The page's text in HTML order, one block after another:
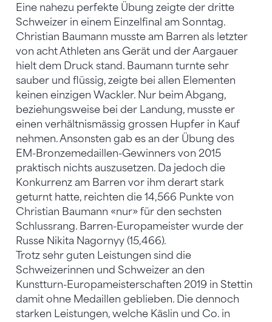
Eine nahezu perfekte Übung zeigte der dritte
Schweizer in einem Einzelfinal am Sonntag.
Christian Baumann musste am Barren als letzter
von acht Athleten ans Gerät und der Aargauer
hielt dem Druck stand. Baumann turnte sehr
sauber und flüssig, zeigte bei allen Elementen
keinen einzigen Wackler. Nur beim Abgang,
beziehungsweise bei der Landung, musste er
einen verhältnismässig grossen Hupfer in Kauf
nehmen. Ansonsten gab es an der Übung des
EM-Bronzemedaillen-Gewinners von 2015
praktisch nichts auszusetzen. Da jedoch die
Konkurrenz am Barren vor ihm derart stark
geturnt hatte, reichten die 14,566 Punkte von
Christian Baumann «nur» für den sechsten
Schlussrang. Barren-Europameister wurde der
Russe Nikita Nagornyy (15,466).
Trotz sehr guten Leistungen sind die
Schweizerinnen und Schweizer an den
Kunstturn-Europameisterschaften 2019 in Stettin
damit ohne Medaillen geblieben. Die dennoch
starken Leistungen, welche Käslin und Co. in